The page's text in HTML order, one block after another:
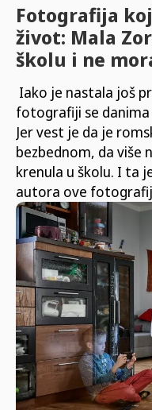
Fotografija
život: Mala
školu i ne
Iako je nastala još
fotografiji se
Jer vest je da je
bezbednom, da više
krenula u školu. I ta
autora ove